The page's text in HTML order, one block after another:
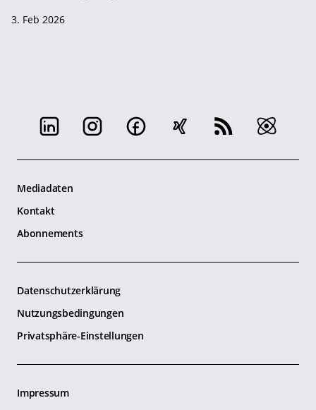
3. Feb 2026
Mediadaten
Kontakt
Abonnements
Datenschutzerklärung
Nutzungsbedingungen
Privatsphäre-Einstellungen
Impressum